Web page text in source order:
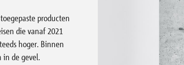
Vloeren
producten
die vanaf 2021
hoger. Binnen
in de gevel.